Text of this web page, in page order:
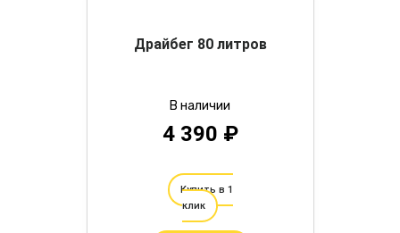
Драйбег 80 литров
В наличии
4 390 ₽
Купить в 1
клик